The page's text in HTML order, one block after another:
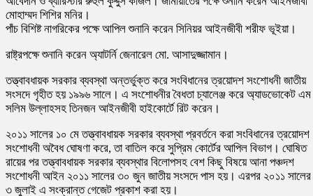
মোহাম্মদ শিশির মনির।
পাঁচ বিশিষ্ট নাগরিকের পক্ষে আপিল শুনানি করেন সিনিয়র আইনজীবী শরীফ ভূইয়া।
রাষ্ট্রপক্ষে শুনানি করেন অ্যাটর্নি জেনারেল মো. আসাদুজ্জামান।
তত্ত্বাবধায়ক সরকার ব্যবস্থা অন্তর্ভুক্ত করে সংবিধানের ত্রয়োদশ সংশোধনী জাতীয়
সংসদে গৃহীত হয় ১৯৯৬ সালে। এ সংশোধনীর বৈধতা চ্যালেঞ্জ করে অ্যাডভোকেট এম
সলিম উল্লাহসহ তিনজন আইনজীবী হাইকোর্টে রিট করেন।
২০১১ সালের ১০ মে তত্ত্বাবধায়ক সরকার ব্যবস্থা প্রবর্তনে করা সংবিধানের ত্রয়োদশ
সংশোধনী অবৈধ ঘোষণা করে, তা বাতিল করে সুপ্রিম কোর্টের আপিল বিভাগ। ঘোষিত
রায়ের পর তত্ত্বাবধায়ক সরকার ব্যবস্থার বিলোপসহ বেশ কিছু বিষয়ে আনা পঞ্চদশ
সংশোধনী আইন ২০১১ সালের ৩০ জুন জাতীয় সংসদে পাস হয়। এরপর ২০১১ সালের
৩ জুলাই এ সংক্রান্ত গেজেট প্রকাশ করা হয়।